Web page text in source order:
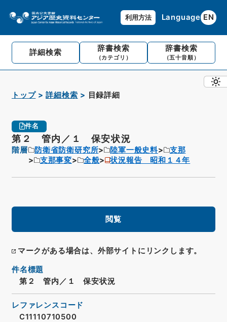
利用方法 Language EN
詳細検索 辞書検索
（カテゴリ）
辞書検索
（五十音順）
トップ 詳細検索 目録詳細
件名
第２ 管内／１ 保安状況
階層 防衛省防衛研究所 陸軍一般史料
支那
支那事変
全般 状況報告 昭和１４年
閲覧
マークがある場合は、外部サイトにリンクします。
件名標題
第２ 管内／１ 保安状況
レファレンスコード
C11110710500